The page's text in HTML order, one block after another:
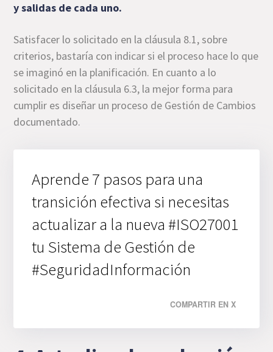
y salidas de cada uno.
Satisfacer lo solicitado en la cláusula 8.1, sobre
criterios, bastaría con indicar si el proceso hace lo que
se imaginó en la planificación. En cuanto a lo
solicitado en la cláusula 6.3, la mejor forma para
cumplir es diseñar un proceso de Gestión de Cambios
documentado.
Aprende 7 pasos para una
transición efectiva si necesitas
actualizar a la nueva #ISO27001
tu Sistema de Gestión de
#SeguridadInformación
COMPARTIR EN X